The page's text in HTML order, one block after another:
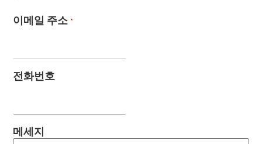
이메일 주소 *
전화번호
메세지